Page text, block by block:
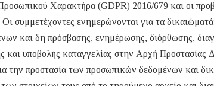
Χαρακτήρα (GDPR) 2016/679 και οι
συμμετέχοντες ενημερώνονται για τα
και δη πρόσβασης, ενημέρωσης, διόρθωσης,
και υποβολής καταγγελίας στην Αρχή
την προστασία των προσωπικών δεδομένων και